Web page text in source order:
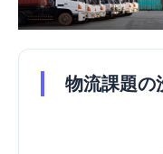
物流課題の